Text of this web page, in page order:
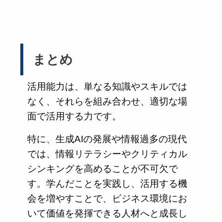
まとめ
活用能力は、単なる知識やスキルでは
なく、それらを組み合わせ、適切な場
面で活用する力です。
特に、生成AIの発展や情報過多の現代
では、情報リテラシーやクリティカル
シンキングを高めることが不可欠で
す。学んだことを実践し、活用する機
会を増やすことで、ビジネス環境にお
いて価値を発揮できる人材へと成長し